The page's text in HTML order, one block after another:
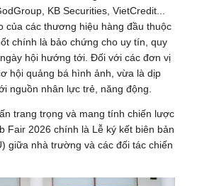
KB Securities, VietCredit...
của các thương hiệu hàng đầu thuộc
chính là bảo chứng cho uy tín, quy
hội hướng tới. Đối với các đơn vị
hội quảng bá hình ảnh, vừa là dịp
nguồn nhân lực trẻ, năng động.
trang trọng và mang tính chiến lược
Fair 2026 chính là Lễ ký kết biên bản
giữa nhà trường và các đối tác chiến